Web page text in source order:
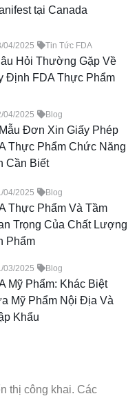
tại Canada
04/2025 Tin Tức FDA
Hỏi Thường Gặp Về
Định FDA Thực Phẩm
04/2025 Blog
Đơn Xin Giấy Phép
Thực Phẩm Chức Năng
Cần Biết
04/2025 Blog
Thực Phẩm Và Tầm
Trọng Của Chất Lượng
Phẩm
03/2025 Blog
Mỹ Phẩm: Khác Biệt
Mỹ Phẩm Nội Địa Và
Khẩu
thị công khai. Các